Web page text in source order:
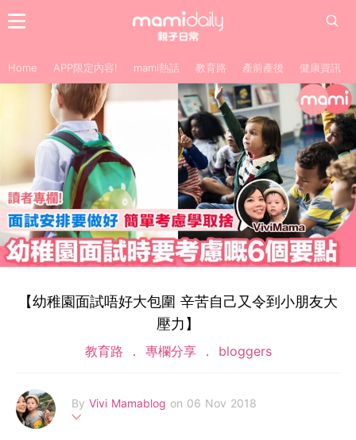
Home APP限定內容! mami熱話 教育路 產前產後 健康資訊
【幼稚園面試唔好大包圍 辛苦自己又令到小朋友大
壓力】
教育路 專欄分享 bloggers
By Vivi Mamablog on 06 Nov 2018